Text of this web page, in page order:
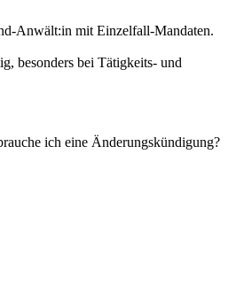
Anwält:in mit Einzelfall-Mandaten.
besonders bei Tätigkeits- und
ich eine Änderungskündigung?